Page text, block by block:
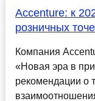
Accenture: к
розничных
Компания
«Новая эра в
рекомендации о